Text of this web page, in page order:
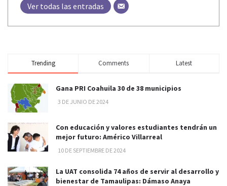
Ver todas las entradas
Trending Comments Latest
Gana PRI Coahuila 30 de 38 municipios
3 DE JUNIO DE 2024
Con educación y valores estudiantes tendrán un
mejor futuro: Américo Villarreal
10 DE SEPTIEMBRE DE 2024
La UAT consolida 74 años de servir al desarrollo y
bienestar de Tamaulipas: Dámaso Anaya